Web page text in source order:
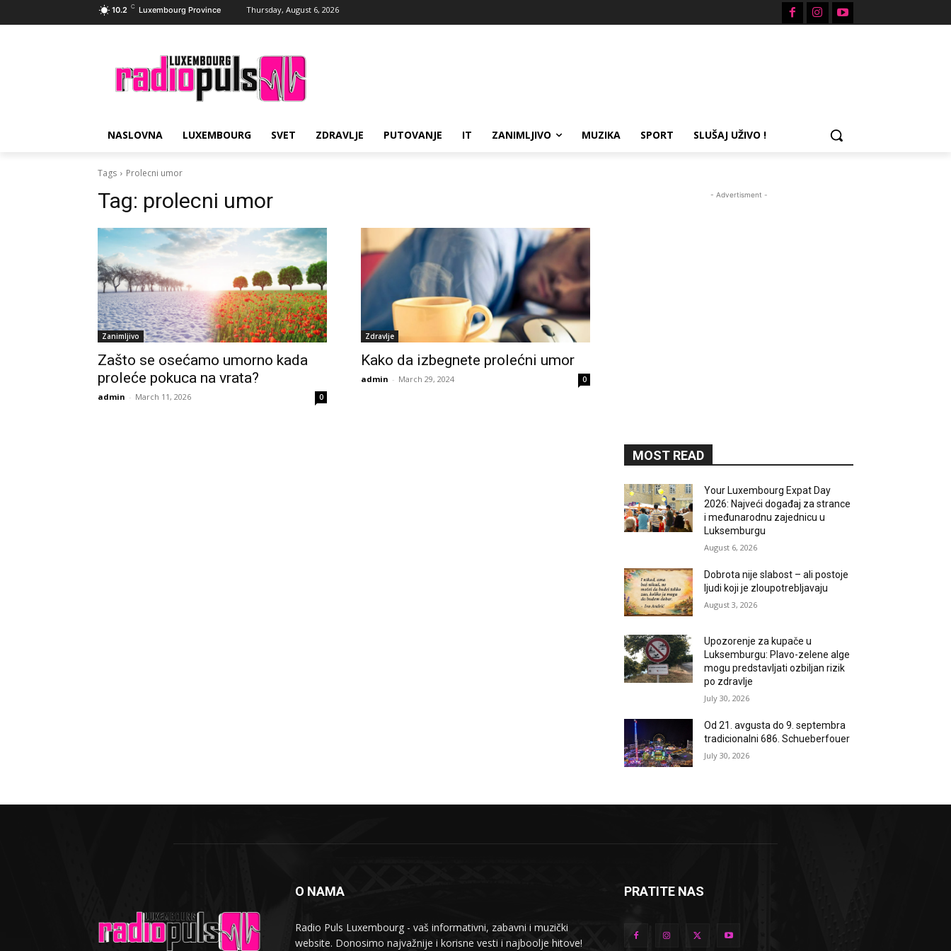
10.2 C Luxembourg Province Thursday, August 6, 2026
NASLOVNA LUXEMBOURG SVET ZDRAVLJE PUTOVANJE IT ZANIMLJIVO MUZIKA SPORT SLUŠAJ UŽIVO !
Tags Prolecni umor
Tag: prolecni umor
Zanimljivo
Zašto se osećamo umorno kada
proleće pokuca na vrata?
admin - March 11, 2026 0
Zdravlje
Kako da izbegnete prolećni umor
admin - March 29, 2024 0
- Advertisment -
MOST READ
Your Luxembourg Expat Day
2026: Najveći događaj za strance
i međunarodnu zajednicu u
Luksemburgu
August 6, 2026
Dobrota nije slabost – ali postoje
ljudi koji je zloupotrebljavaju
August 3, 2026
Upozorenje za kupače u
Luksemburgu: Plavo-zelene alge
mogu predstavljati ozbiljan rizik
po zdravlje
July 30, 2026
Od 21. avgusta do 9. septembra
tradicionalni 686. Schueberfouer
July 30, 2026
O NAMA
Radio Puls Luxembourg - vaš informativni, zabavni i muzički
website. Donosimo najvažnije i korisne vesti i najboolje hitove!
PRATITE NAS